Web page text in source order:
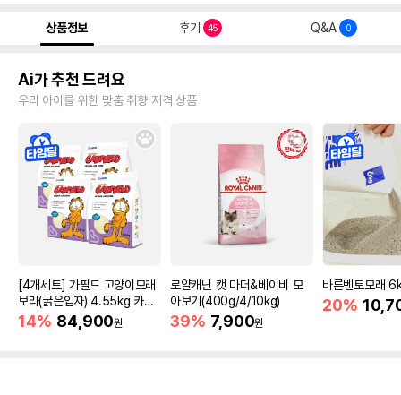
상품정보 후기 45 Q&A 0
Ai가 추천 드려요
우리 아이를 위한 맞춤 취향 저격 상품
[4개세트] 가필드 고양이모래
보라(굵은입자) 4.55kg 카사
바모래
14% 84,900원
로얄캐닌 캣 마더&베이비 모
아보기(400g/4/10kg)
39% 7,900원
바른벤토모래
20%